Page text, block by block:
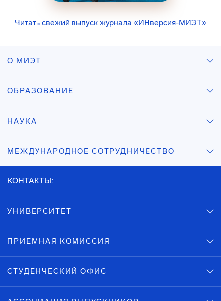
Читать свежий выпуск журнала «ИНверсия-МИЭТ»
О МИЭТ
ОБРАЗОВАНИЕ
НАУКА
МЕЖДУНАРОДНОЕ СОТРУДНИЧЕСТВО
КОНТАКТЫ:
УНИВЕРСИТЕТ
ПРИЕМНАЯ КОМИССИЯ
СТУДЕНЧЕСКИЙ ОФИС